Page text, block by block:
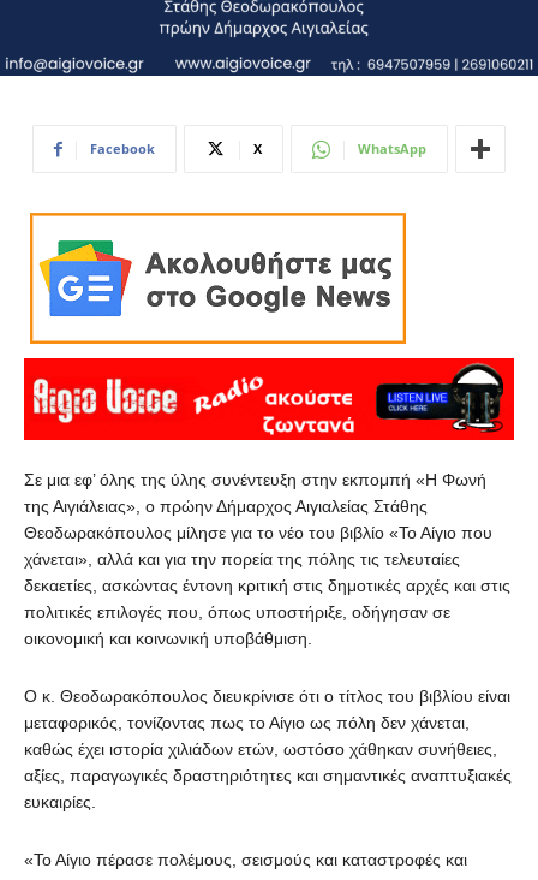
Facebook X WhatsApp
Σε μια εφ’ όλης της ύλης συνέντευξη στην εκπομπή «Η Φωνή
της Αιγιάλειας», ο πρώην Δήμαρχος Αιγιαλείας Στάθης
Θεοδωρακόπουλος μίλησε για το νέο του βιβλίο «Το Αίγιο που
χάνεται», αλλά και για την πορεία της πόλης τις τελευταίες
δεκαετίες, ασκώντας έντονη κριτική στις δημοτικές αρχές και στις
πολιτικές επιλογές που, όπως υποστήριξε, οδήγησαν σε
οικονομική και κοινωνική υποβάθμιση.
Ο κ. Θεοδωρακόπουλος διευκρίνισε ότι ο τίτλος του βιβλίου είναι
μεταφορικός, τονίζοντας πως το Αίγιο ως πόλη δεν χάνεται,
καθώς έχει ιστορία χιλιάδων ετών, ωστόσο χάθηκαν συνήθειες,
αξίες, παραγωγικές δραστηριότητες και σημαντικές αναπτυξιακές
ευκαιρίες.
«Το Αίγιο πέρασε πολέμους, σεισμούς και καταστροφές και